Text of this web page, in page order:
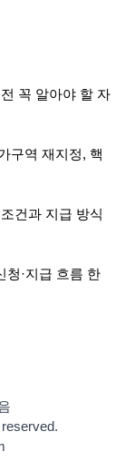
꼭 알아야 할 자
구역 재지정, 핵
건과 지급 방식
청·지급 흐름 한